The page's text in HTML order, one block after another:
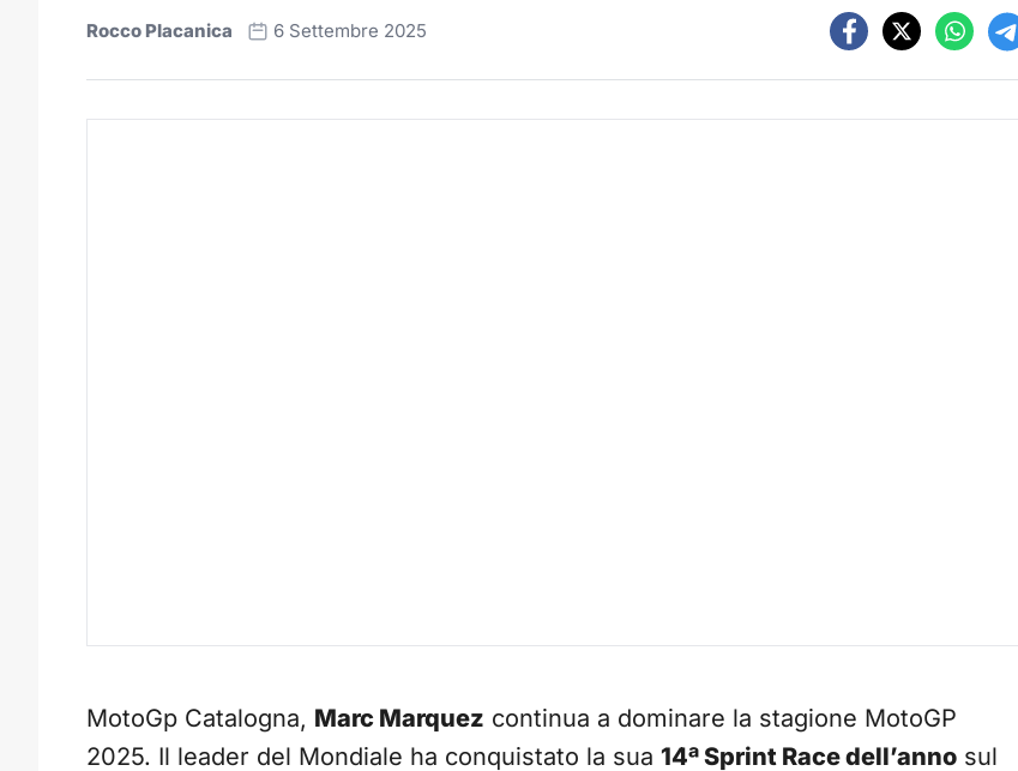
Rocco Placanica 6 Settembre 2025
MotoGp Catalogna, Marc Marquez continua a dominare la stagione MotoGP
2025. Il leader del Mondiale ha conquistato la sua 14ª Sprint Race dell’anno sul